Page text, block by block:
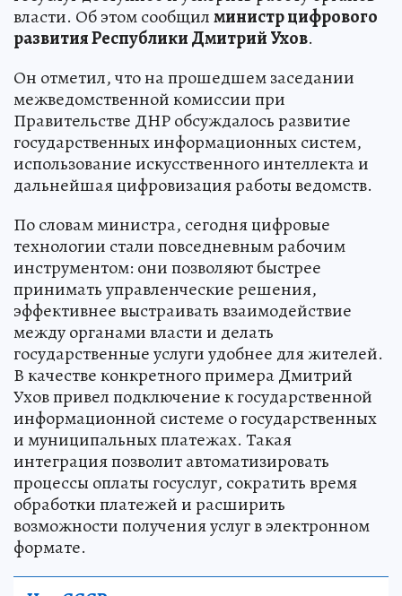
власти. Об этом сообщилминистр цифрового
развития Республики Дмитрий Ухов.
Он отметил, что на прошедшем заседании
межведомственной комиссии при
Правительстве ДНР обсуждалось развитие
государственных информационных систем,
использование искусственного интеллекта и
дальнейшая цифровизация работы ведомств.
По словам министра, сегодня цифровые
технологии стали повседневным рабочим
инструментом: они позволяют быстрее
принимать управленческие решения,
эффективнее выстраивать взаимодействие
между органами власти и делать
государственные услуги удобнее для жителей.
В качестве конкретного примера Дмитрий
Ухов привел подключение к государственной
информационной системе о государственных
и муниципальных платежах. Такая
интеграция позволит автоматизировать
процессы оплаты госуслуг, сократить время
обработки платежей и расширить
возможности получения услуг в электронном
формате.